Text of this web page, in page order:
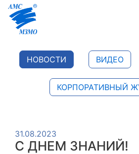
НОВОСТИ ВИДЕО
КОРПОРАТИВНЫЙ
31.08.2023
С ДНЕМ ЗНАНИЙ!